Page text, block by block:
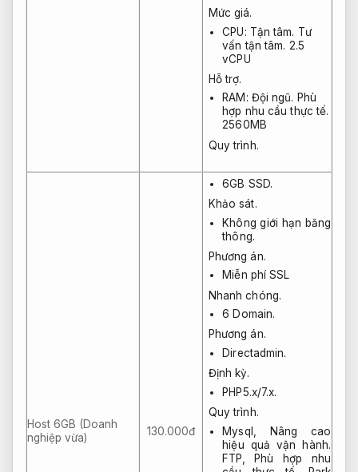
Mức giá.
CPU: Tận tâm. Tư
vấn tận tâm. 2.5
vCPU
Hỗ trợ.
RAM: Đội ngũ. Phù
hợp nhu cầu thực tế.
2560MB
Quy trình.
Host 6GB (Doanh
nghiệp vừa)
130.000đ
6GB SSD.
Khảo sát.
Không giới hạn băng
thông.
Phương án.
Miễn phí SSL
Nhanh chóng.
6 Domain.
Phương án.
Directadmin.
Định kỳ.
PHP5.x/7.x.
Quy trình.
Mysql,
Nâng cao
hiệu quả vận hành.
FTP,
Phù hợp nhu